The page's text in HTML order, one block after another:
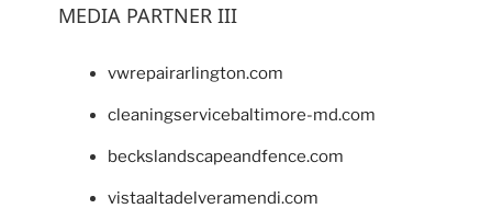
MEDIA PARTNER III
vwrepairarlington.com
cleaningservicebaltimore-md.com
beckslandscapeandfence.com
vistaaltadelveramendi.com